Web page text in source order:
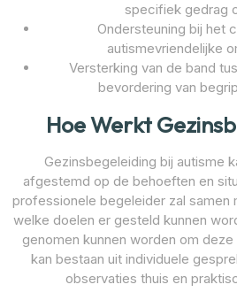
specifiek gedrag
Ondersteuning bij het
autismevriendelijke
Versterking van de band
bevordering van
Hoe Werkt
Gezinsbegeleiding bij autisme
afgestemd op de behoeften en
professionele begeleider zal samen
welke doelen er gesteld kunnen
genomen kunnen worden om
kan bestaan uit individuele
observaties thuis en